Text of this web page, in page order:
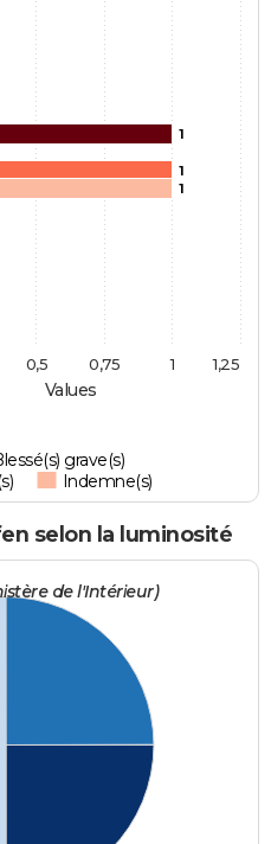
Values
1
1
1
grave(s)
Indemne(s)
1
0,5 0,75 1,25
selon la luminosité
de l'Intérieur)